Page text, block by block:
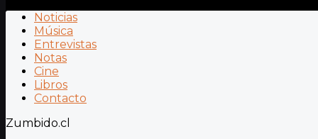
Noticias
Música
Entrevistas
Notas
Cine
Libros
Contacto
Zumbido.cl